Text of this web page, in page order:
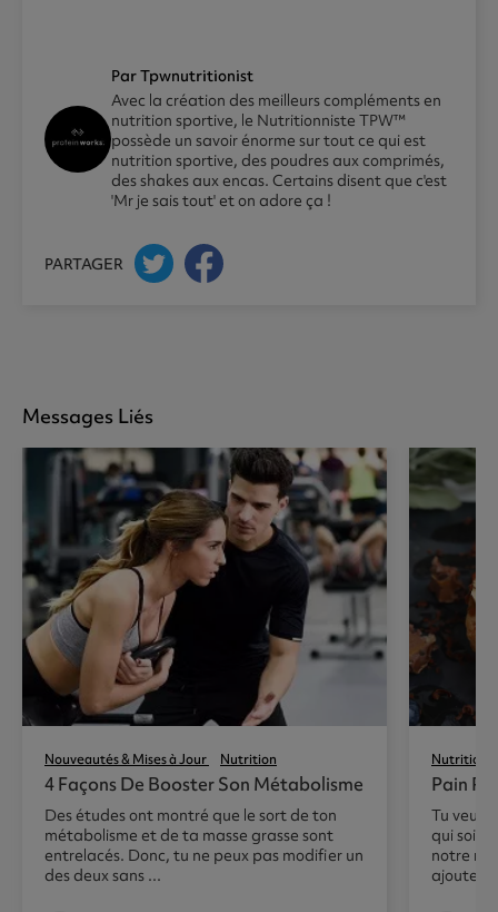
Par Tpwnutritionist
Avec la création des meilleurs compléments en
nutrition sportive, le Nutritionniste TPW™
possède un savoir énorme sur tout ce qui est
nutrition sportive, des poudres aux comprimés,
des shakes aux encas. Certains disent que c'est
'Mr je sais tout' et on adore ça !
PARTAGER
Messages Liés
Nouveautés & Mises à Jour Nutrition
4 Façons De Booster Son Métabolisme
Des études ont montré que le sort de ton
métabolisme et de ta masse grasse sont
entrelacés. Donc, tu ne peux pas modifier un
des deux sans ...
Nutrition
Pain
Tu veux
qui soit
notre
ajoute ...